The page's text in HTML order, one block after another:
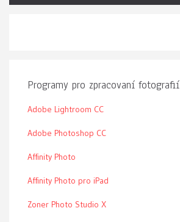
Programy pro zpracovaní fotografií
Adobe Lightroom CC
Adobe Photoshop CC
Affinity Photo
Affinity Photo pro iPad
Zoner Photo Studio X